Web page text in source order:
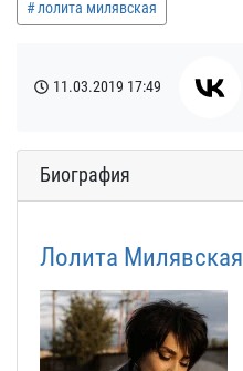
лолита милявская
11.03.2019 17:49
Биография
Лолита Милявская